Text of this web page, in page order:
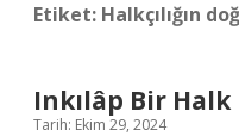
Etiket: Halkçılığın
Inkılâp Bir
Tarih: Ekim 29, 2024